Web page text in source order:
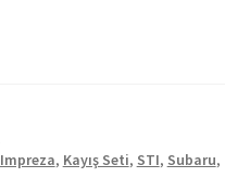
Impreza, Kayış Seti, STI, Subaru,